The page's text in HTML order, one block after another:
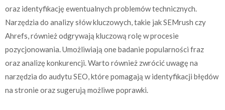
oraz identyfikację ewentualnych problemów technicznych.
Narzędzia do analizy słów kluczowych, takie jak SEMrush czy
Ahrefs, również odgrywają kluczową rolę w procesie
pozycjonowania. Umożliwiają one badanie popularności fraz
oraz analizę konkurencji. Warto również zwrócić uwagę na
narzędzia do audytu SEO, które pomagają w identyfikacji błędów
na stronie oraz sugerują możliwe poprawki.